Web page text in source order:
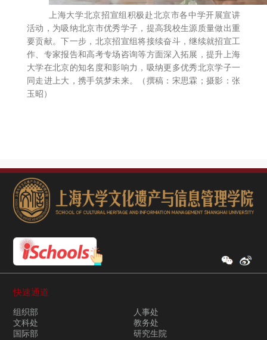
上海大学北京招宣组积极赴北京市各中学开展宣讲
活动，为吸纳北京市优秀学子，提高我校生源质量做出重
要贡献。下一步，北京招宣组将接续奋斗，继续就招宣工
作、专家报告和高考专场咨询等方面深入拓展，提升上海
大学在北京的知名度和影响力，吸纳更多优秀北京学子一
同走进上大，携手筑梦未来。（撰稿：宋思霖；摄影：张
玉昭）
快速通道
组织部
人事处
文科处
教务处
国际部
研究生院